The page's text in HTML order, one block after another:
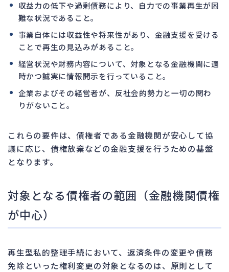
収益力の低下や過剰債務により、自力での事業再生が困
難な状況であること。
事業自体には収益性や将来性があり、金融支援を受ける
ことで再生の見込みがあること。
経営状況や財務内容について、対象となる金融機関に適
時かつ誠実に情報開示を行っていること。
企業およびその経営者が、反社会的勢力と一切の関わ
りがないこと。
これらの要件は、債権者である金融機関が安心して協
議に応じ、債権放棄などの金融支援を行うための基盤
となります。
対象となる債権者の範囲（金融機関債権
が中心）
再生型私的整理手続において、返済条件の変更や債務
免除といった権利変更の対象となるのは、原則として